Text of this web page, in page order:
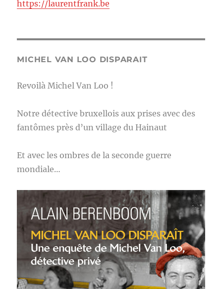
https://laurentfrank.be
MICHEL VAN LOO DISPARAIT
Revoilà Michel Van Loo !
Notre détective bruxellois aux prises avec des
fantômes près d’un village du Hainaut
Et avec les ombres de la seconde guerre
mondiale…